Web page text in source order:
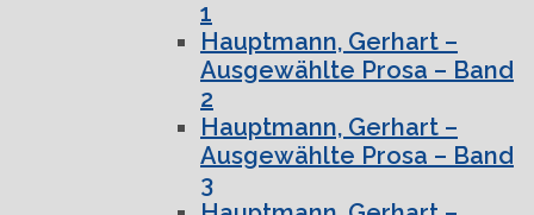
1
Hauptmann, Gerhart –
Ausgewählte Prosa – Band
2
Hauptmann, Gerhart –
Ausgewählte Prosa – Band
3